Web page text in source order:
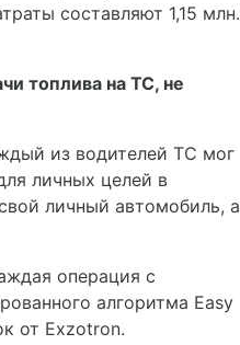
составляют 1,15 млн.
топлива на ТС, не
из водителей ТС мог
личных целей в
личный автомобиль, а
операция с
алгоритма Easy
от Exzotron.